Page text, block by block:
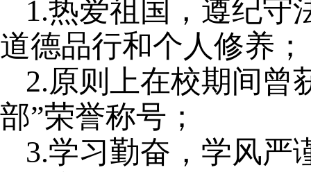
1.热爱祖国，遵纪守
道德品行和个人修养；
2.原则上在校期间曾
部”荣誉称号；
3.学习勤奋，学风严